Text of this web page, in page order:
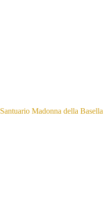
Santuario Madonna della Basella